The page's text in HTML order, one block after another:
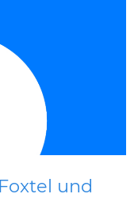
und